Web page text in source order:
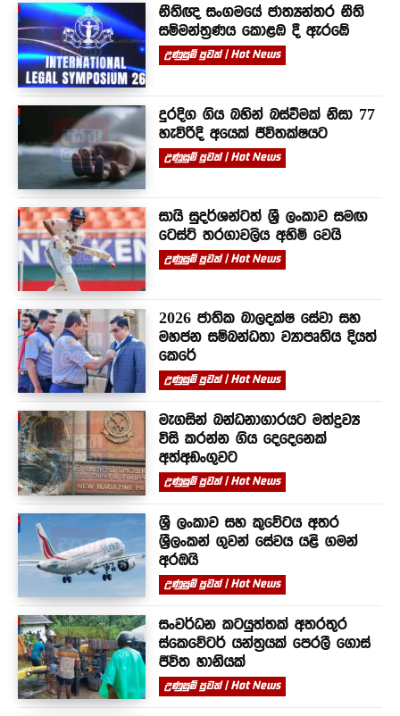
නීතිඥ සංගමයේ ජාත්‍යන්තර නීති
සම්මන්ත්‍රණය කොළඹ දී ඇරඹේ
උණුසුම් පුවත් | Hot News
දුරදිග ගිය බහින් බස්වීමක් නිසා 77
හැවිරිදි අයෙක් ජීවිතක්ෂයට
උණුසුම් පුවත් | Hot News
සායි සුදර්ශන්ටත් ශ්‍රී ලංකාව සමඟ
ටෙස්ට් තරගාවලිය අහිමි වෙයි
උණුසුම් පුවත් | Hot News
2026 ජාතික බාලදක්ෂ සේවා සහ
මහජන සම්බන්ධතා ව්‍යාපෘතිය දියත්
කෙරේ
උණුසුම් පුවත් | Hot News
මැගසින් බන්ධනාගාරයට මත්ද්‍රව්‍ය
විසි කරන්න ගිය දෙදෙනෙක්
අත්අඩංගුවට
උණුසුම් පුවත් | Hot News
ශ්‍රී ලංකාව සහ කුවේටය අතර
ශ්‍රීලංකන් ගුවන් සේවය යළි ගමන්
අරඹයි
උණුසුම් පුවත් | Hot News
සංවර්ධන කටයුත්තක් අතරතුර
ස්කෙවේටර් යන්ත්‍රයක් පෙරලී ගොස්
ජීවිත හානියක්
උණුසුම් පුවත් | Hot News